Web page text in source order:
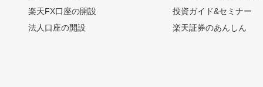
楽天FX口座の開設
法人口座の開設
投資ガイド&セミナー
楽天証券のあんしん